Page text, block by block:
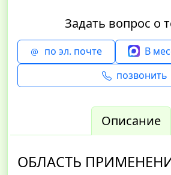
Задать вопрос о
по эл. почте
В
позвонить
Описание
ОБЛАСТЬ